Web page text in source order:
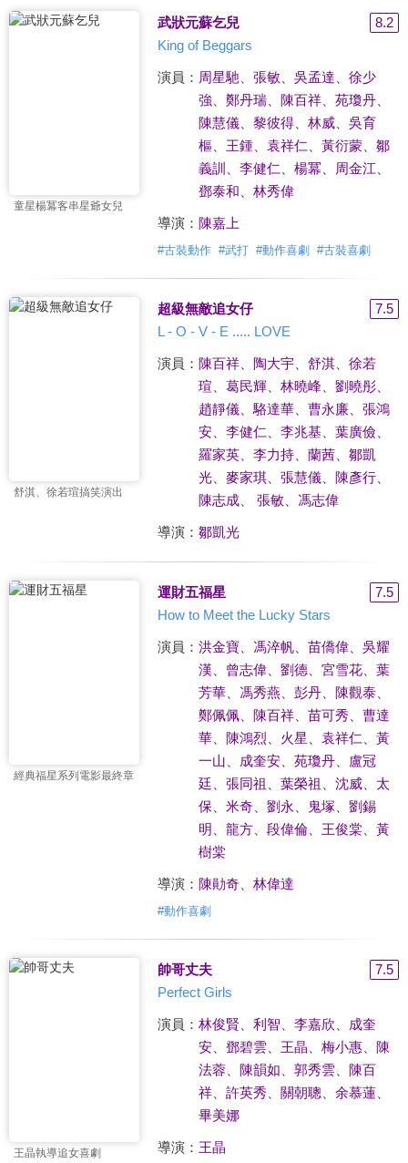
童星楊冪客串星爺女兒
武狀元蘇乞兒
8.2
King of Beggars
演員： 周星馳 張敏、 吳孟達
徐少
強
鄭丹瑞、 陳百祥、 苑瓊丹、
陳慧儀、 黎彼得、 林威、 吳育
樞
王鍾、 袁祥仁 黃衍蒙、 鄒
義訓
李健仁 楊冪 周金江
鄧泰和
林秀偉
導演： 陳嘉上
#古裝動作 #武打 #動作喜劇 #古裝喜劇
舒淇、徐若瑄搞笑演出
超級無敵追女仔
7.5
L - O - V - E ..... LOVE
演員： 陳百祥、 陶大宇、 舒淇、 徐若
瑄
葛民輝、 林曉峰、 劉曉彤、
趙靜儀、 駱達華、 曹永廉、 張鴻
安、 李健仁 李兆基、 葉廣儉、
羅家英、 李力持、 蘭茜、 鄒凱
光、 麥家琪、 張慧儀、 陳彥行、
陳志成、 張敏、 馮志偉
導演： 鄒凱光
經典福星系列電影最終章
運財五福星
7.5
How to Meet the Lucky Stars
演員： 洪金寶、 馮淬帆、 苗僑偉、 吳耀
漢
曾志偉、 劉德、 宮雪花、 葉
芳華、 馮秀燕 彭丹、 陳觀泰、
鄭佩佩、 陳百祥、 苗可秀
曹達
華、 陳鴻烈 火星 袁祥仁
黃
一山
成奎安、 苑瓊丹、
盧冠
廷
張同祖 葉榮祖 沈威、 太
保
米奇、 劉永 鬼塚
劉錫
明
龍方、 段偉倫、 王俊棠
黃
樹棠
導演： 陳勛奇、 林偉達
#動作喜劇
王晶執導追女喜劇
帥哥丈夫
7.5
Perfect Girls
演員： 林俊賢 利智 李嘉欣
成奎
安、 鄧碧雲、 王晶 梅小惠、 陳
法蓉、 陳韻如 郭秀雲、 陳百
祥、 許英秀 關朝聰 余慕蓮、
畢美娜
導演： 王晶